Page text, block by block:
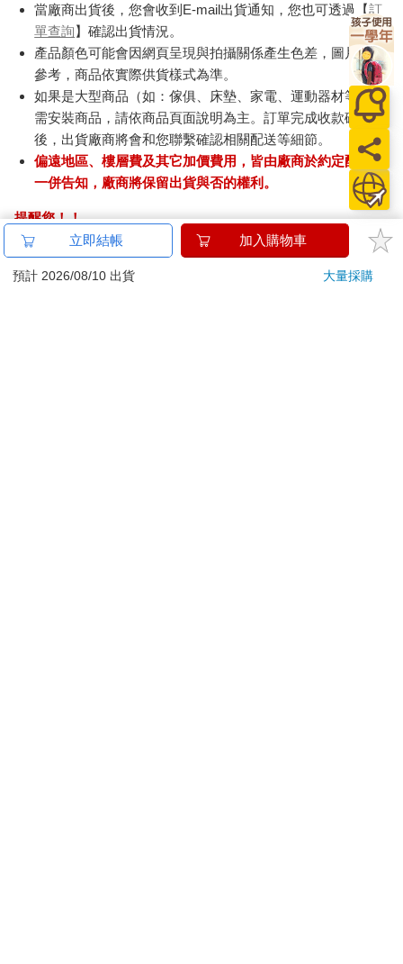
當廠商出貨後，您會收到E-mail出貨通知，您也可透過【訂
單查詢】確認出貨情況。
產品顏色可能會因網頁呈現與拍攝關係產生色差，圖片僅供
參考，商品依實際供貨樣式為準。
如果是大型商品（如：傢俱、床墊、家電、運動器材等）及
需安裝商品，請依商品頁面說明為主。訂單完成收款確認
後，出貨廠商將會和您聯繫確認相關配送等細節。
偏遠地區、樓層費及其它加價費用，皆由廠商於約定配送時
一併告知，廠商將保留出貨與否的權利。
提醒您！！
金石堂及銀行均不會請您操作ATM! 如接獲電話要求您前往
ATM提款機，請不要聽從指示，以免受騙上當！
立即結帳 加入購物車
預計 2026/08/10 出貨 大量採購